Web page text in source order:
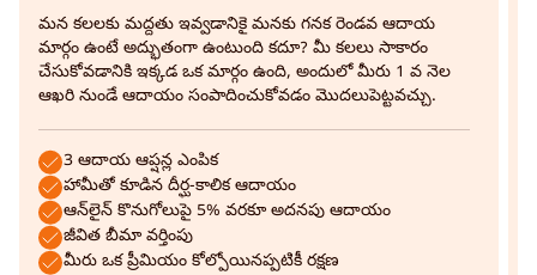
మన కలలకు మద్దతు ఇవ్వడానికై మనకు గనక రెండవ ఆదాయ
మార్గం ఉంటే అద్భుతంగా ఉంటుంది కదూ? మీ కలలు సాకారం
చేసుకోవడానికి ఇక్కడ ఒక మార్గం ఉంది, అందులో మీరు 1 వ నెల
ఆఖరి నుండే ఆదాయం సంపాదించుకోవడం మొదలుపెట్టవచ్చు.
3 ఆదాయ ఆప్షన్ల ఎంపిక
హామీతో కూడిన దీర్ఘ-కాలిక ఆదాయం
ఆన్‌లైన్ కొనుగోలుపై 5% వరకూ అదనపు ఆదాయం
జీవిత బీమా వర్తింపు
మీరు ఒక ప్రీమియం కోల్పోయినప్పటికీ రక్షణ